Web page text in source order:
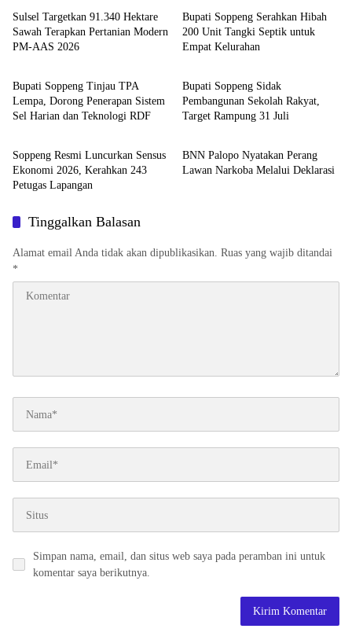
Sulsel Targetkan 91.340 Hektare
Sawah Terapkan Pertanian Modern
PM-AAS 2026
Bupati Soppeng Serahkan Hibah
200 Unit Tangki Septik untuk
Empat Kelurahan
Daerah
Bupati Soppeng Tinjau TPA
Lempa, Dorong Penerapan Sistem
Sel Harian dan Teknologi RDF
Daerah
Bupati Soppeng Sidak
Pembangunan Sekolah Rakyat,
Target Rampung 31 Juli
Daerah
Soppeng Resmi Luncurkan Sensus
Ekonomi 2026, Kerahkan 243
Petugas Lapangan
Daerah
BNN Palopo Nyatakan Perang
Lawan Narkoba Melalui Deklarasi
Tinggalkan Balasan
Alamat email Anda tidak akan dipublikasikan. Ruas yang wajib ditandai
*
Simpan nama, email, dan situs web saya pada peramban ini untuk
komentar saya berikutnya.